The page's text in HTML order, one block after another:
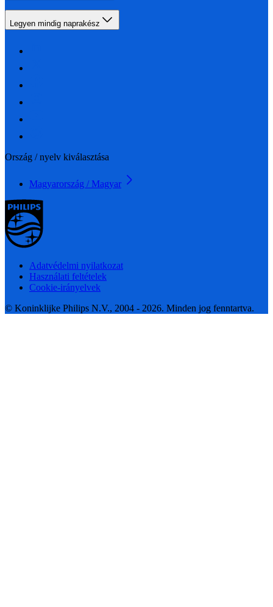
Legyen mindig naprakész
Ország / nyelv kiválasztása
Magyarország / Magyar
Adatvédelmi nyilatkozat
Használati feltételek
Cookie-irányelvek
© Koninklijke Philips N.V., 2004 - 2026. Minden jog fenntartva.